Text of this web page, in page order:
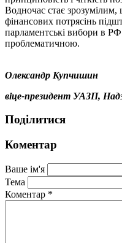
Водночас стає зрозумілим,
фінансових потрясінь
парламентські вибори в РФ
проблематичною.
Олександр Купчишин
віце-президент УАЗП,
Поділитися
Коментар
Ваше ім'я
Тема
Коментар *